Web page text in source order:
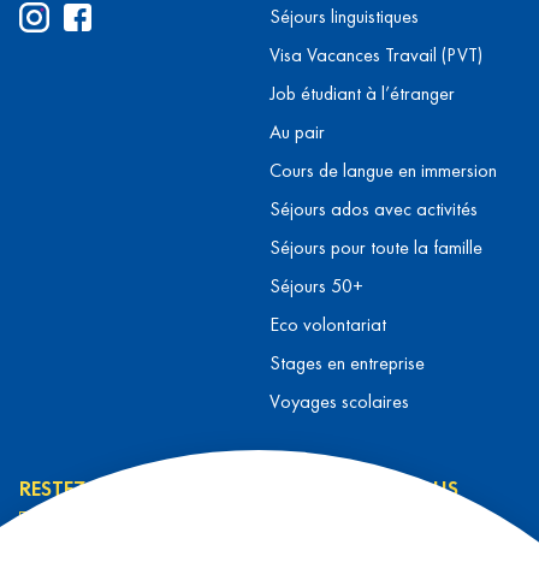
Séjours linguistiques
Visa Vacances Travail (PVT)
Job étudiant à l’étranger
Au pair
Cours de langue en immersion
Séjours ados avec activités
Séjours pour toute la famille
Séjours 50+
Eco volontariat
Stages en entreprise
Voyages scolaires
RESTEZ INFORMÉ CONTACTEZ-NOUS